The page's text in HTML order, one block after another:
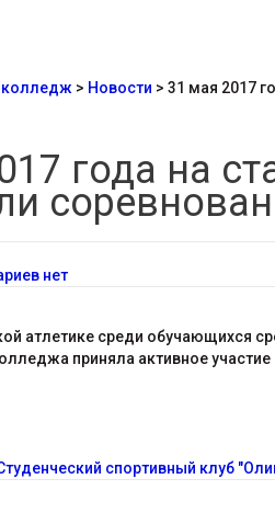
колледж > Новости > 31 мая 2017
года на
нет
атлетике среди обучающихся
приняла активное
спортивный клуб